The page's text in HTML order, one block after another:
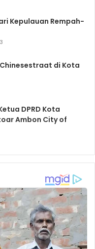
Kepulauan Rempah-
di Kota
DPRD Kota
Ambon City of